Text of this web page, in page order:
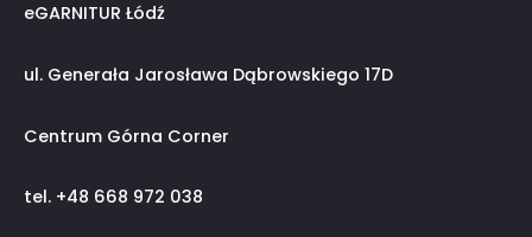
eGARNITUR Łódź
ul. Generała Jarosława Dąbrowskiego 17D
Centrum Górna Corner
tel. +48 668 972 038